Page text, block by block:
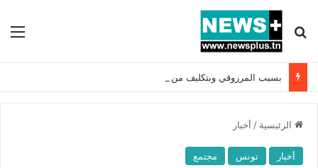
بحث عن
الرئيسية / أخبار
أخبار تونس مجتمع